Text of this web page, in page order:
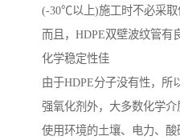
(-30℃以上)施工时不必采取
而且，HDPE双壁波纹管有
化学稳定性佳
由于HDPE分子没有性，所
强氧化剂外，大多数化学
使用环境的土壤、电力、